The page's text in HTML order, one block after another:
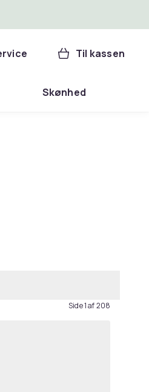
Til kassen
Skønhed
Side 1 af 208